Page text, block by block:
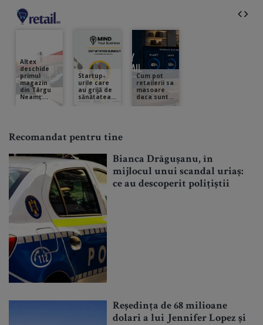
Recomandat pentru tine
Bianca Drăgușanu, în
mijlocul unui scandal uriaș:
ce au descoperit polițiștii
Reședința de 68 milioane
dolari a lui Jennifer Lopez și